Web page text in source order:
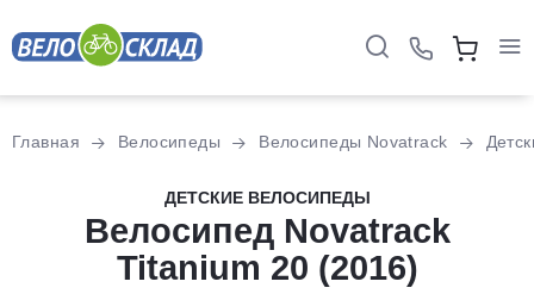
Главная Велосипеды Велосипеды Novatrack
ДЕТСКИЕ ВЕЛОСИПЕДЫ
Велосипед Novatrack
Titanium 20 (2016)
Разбейте
оплатуна части
без переплат